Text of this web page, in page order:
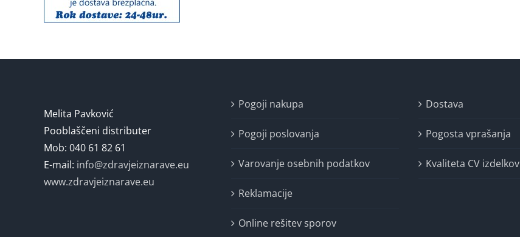
Melita Pavković
Pooblaščeni distributer
Mob: 040 61 82 61
E-mail: info@zdravjeiznarave.eu
www.zdravjeiznarave.eu
Pogoji nakupa
Pogoji poslovanja
Varovanje osebnih podatkov
Reklamacije
Online rešitev sporov
Dostava
Pogosta vprašanja
Kvaliteta CV izdelkov